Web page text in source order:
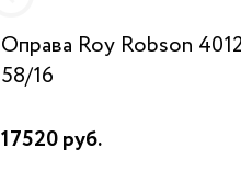
Оправа Roy Robson
58/16
17520 руб.